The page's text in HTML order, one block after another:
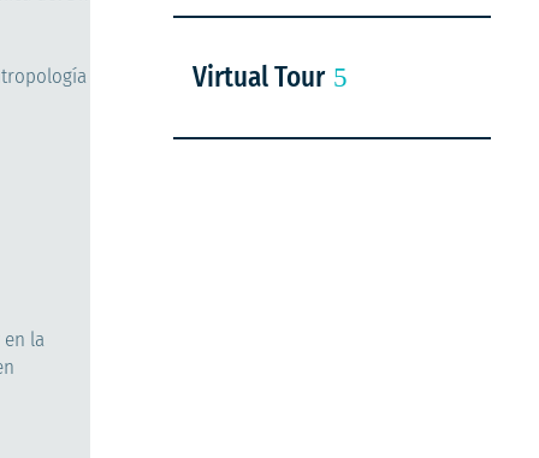
en la
Virtual Tour